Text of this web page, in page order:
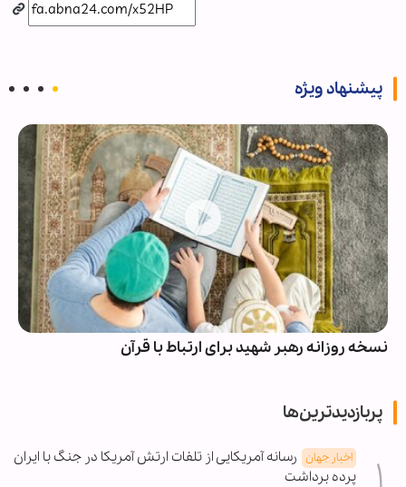
پیشنهاد ویژه
نسخه روزانه رهبر شهید برای ارتباط با قرآن
پربازدیدترین‌ها
اخبار جهان رسانه آمریکایی از تلفات ارتش آمریکا در جنگ با ایران
پرده برداشت